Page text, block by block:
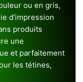
ou en gris,
d’impression
produits
une
et parfaitement
les tétines,